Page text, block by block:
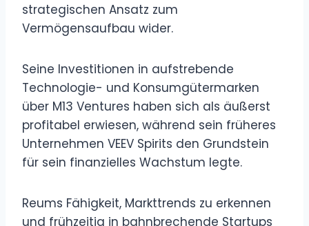
strategischen Ansatz zum
Vermögensaufbau wider.
Seine Investitionen in aufstrebende
Technologie- und Konsumgütermarken
über M13 Ventures haben sich als äußerst
profitabel erwiesen, während sein früheres
Unternehmen VEEV Spirits den Grundstein
für sein finanzielles Wachstum legte.
Reums Fähigkeit, Markttrends zu erkennen
und frühzeitig in bahnbrechende Startups